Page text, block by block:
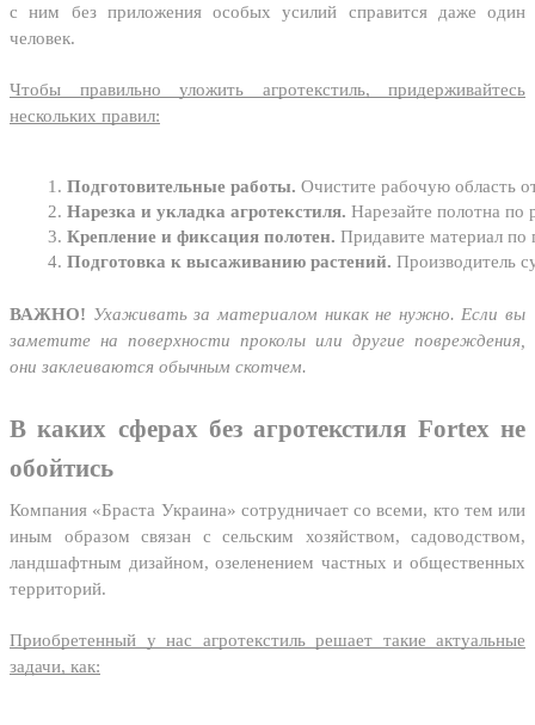
с ним без приложения особых усилий справится даже один
человек.
Чтобы правильно уложить агротекстиль, придерживайтесь
нескольких правил:
Подготовительные работы. Очистите рабочую область
Нарезка и укладка агротекстиля. Нарезайте полотна по
Крепление и фиксация полотен. Придавите материал по
Подготовка к высаживанию растений. Производитель
ВАЖНО! Ухаживать за материалом никак не нужно. Если вы
заметите на поверхности проколы или другие повреждения,
они заклеиваются обычным скотчем.
В каких сферах без агротекстиля Fortex не
обойтись
Компания «Браста Украина» сотрудничает со всеми, кто тем или
иным образом связан с сельским хозяйством, садоводством,
ландшафтным дизайном, озеленением частных и общественных
территорий.
Приобретенный у нас агротекстиль решает такие актуальные
задачи, как: